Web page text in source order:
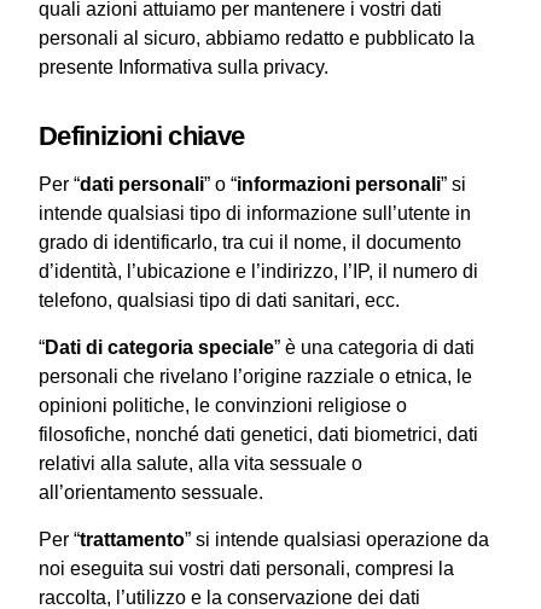
quali azioni attuiamo per mantenere i vostri dati
personali al sicuro, abbiamo redatto e pubblicato la
presente Informativa sulla privacy.
Definizioni chiave
Per “dati personali” o “informazioni personali” si
intende qualsiasi tipo di informazione sull’utente in
grado di identificarlo, tra cui il nome, il documento
d’identità, l’ubicazione e l’indirizzo, l’IP, il numero di
telefono, qualsiasi tipo di dati sanitari, ecc.
“Dati di categoria speciale” è una categoria di dati
personali che rivelano l’origine razziale o etnica, le
opinioni politiche, le convinzioni religiose o
filosofiche, nonché dati genetici, dati biometrici, dati
relativi alla salute, alla vita sessuale o
all’orientamento sessuale.
Per “trattamento” si intende qualsiasi operazione da
noi eseguita sui vostri dati personali, compresi la
raccolta, l’utilizzo e la conservazione dei dati